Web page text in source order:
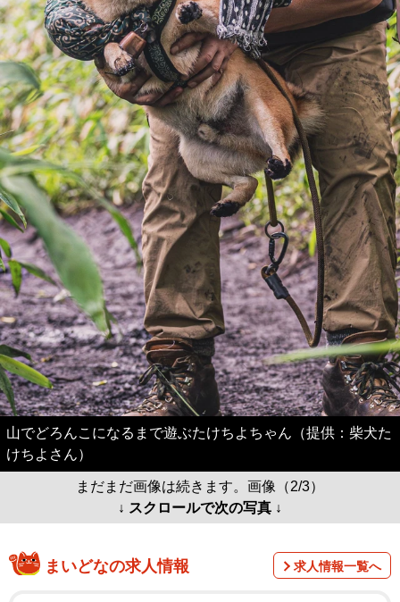
山でどろんこになるまで遊ぶたけちよちゃん（提供：柴犬た
けちよさん）
まだまだ画像は続きます。画像（2/3）
↓ スクロールで次の写真 ↓
まいどなの求人情報 求人情報一覧へ